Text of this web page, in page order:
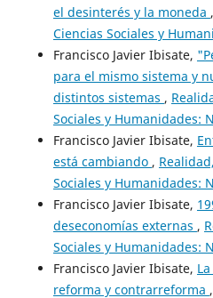
el desinterés y la moneda ,
Ciencias Sociales y
Francisco Javier Ibisate,
para el mismo sistema y
distintos sistemas ,
Sociales y Humanidades:
Francisco Javier Ibisate,
está cambiando ,
Sociales y Humanidades:
Francisco Javier Ibisate,
deseconomías externas ,
Sociales y Humanidades:
Francisco Javier Ibisate,
reforma y contrarreforma ,